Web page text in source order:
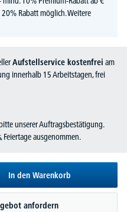
20% Rabatt möglich.Weitere
Aufstellservice kostenfrei am
innerhalb 15 Arbeitstagen, frei
unserer Auftragsbestätigung.
ausgenommen.
In den Warenkorb
anfordern